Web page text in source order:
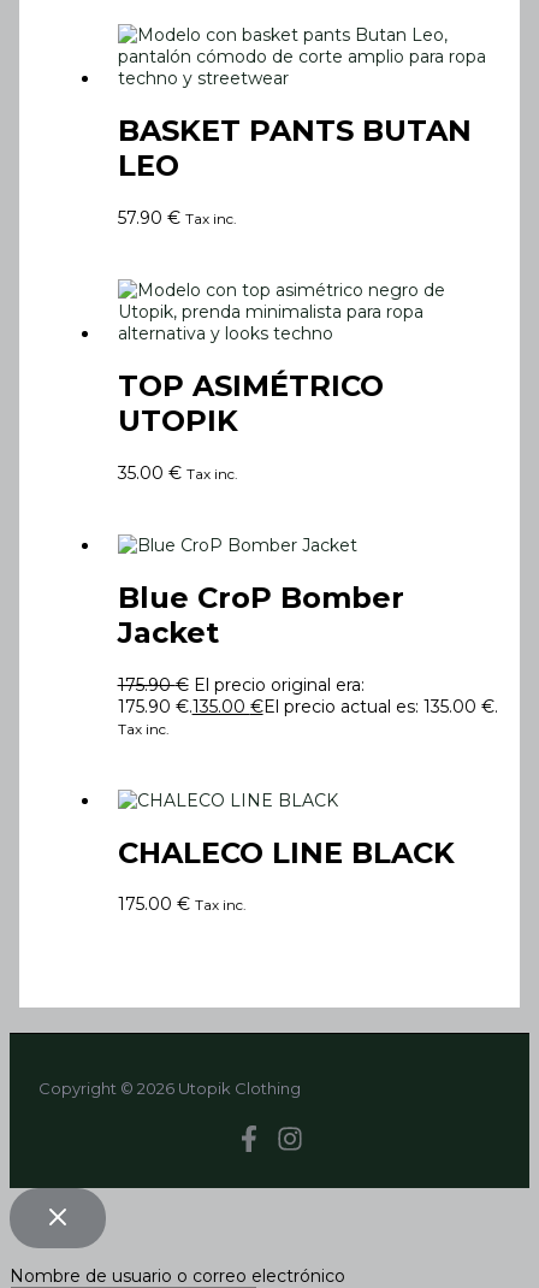
BASKET PANTS BUTAN
LEO
57.90 € Tax inc.
TOP ASIMÉTRICO
UTOPIK
35.00 € Tax inc.
Blue CroP Bomber
Jacket
175.90€ El precio original era:
175.90 €.135.00 €El precio actual es: 135.00 €.
Tax inc.
CHALECO LINE BLACK
175.00 € Tax inc.
Copyright © 2026 Utopik Clothing
Nombre de usuario o correo electrónico